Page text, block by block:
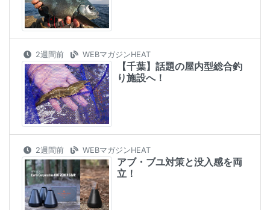
2週間前 WEBマガジンHEAT
【千葉】話題の屋内型総合釣
り施設へ！
2週間前 WEBマガジンHEAT
アブ・ブユ対策と没入感を両
立！